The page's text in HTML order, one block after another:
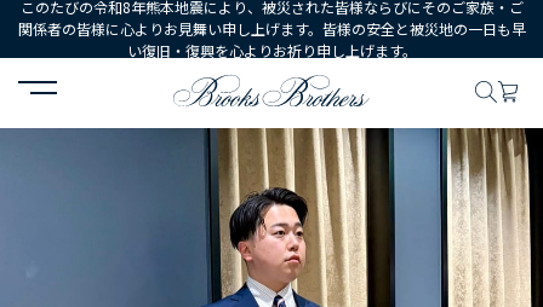
このたびの令和8年熊本地震により、被災された皆様ならびにそのご家族・ご
関係者の皆様に心よりお見舞い申し上げます。皆様の安全と被災地の一日も早
い復旧・復興を心よりお祈り申し上げます。
HOME コーディネート コーディネート詳細